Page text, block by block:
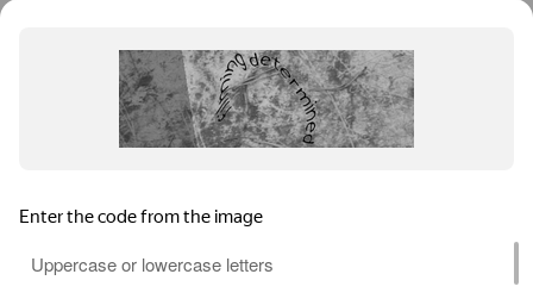
info@teploexpert.com
Пн—Сб 09:00 – 18:00
TeploExpert.com © 2008 - 2026 Оборудование для
систем отопления, водоснабжения, канализации